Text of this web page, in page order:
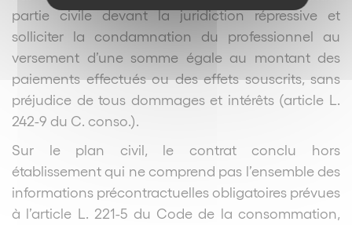
partie civile devant la juridiction répressive et
solliciter la condamnation du professionnel au
versement d’une somme égale au montant des
paiements effectués ou des effets souscrits, sans
préjudice de tous dommages et intérêts (article L.
242-9 du C. conso.).
Sur le plan civil, le contrat conclu hors
établissement qui ne comprend pas l’ensemble des
informations précontractuelles obligatoires prévues
à l’article L. 221-5 du Code de la consommation,